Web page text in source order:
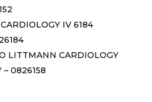
IV 6184
LITTMANN CARDIOLOGY
– 0826158